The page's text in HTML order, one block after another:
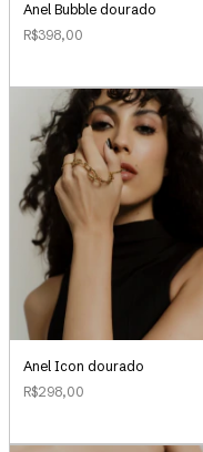
Anel Bubble dourado
R$398,00
Anel Icon dourado
R$298,00